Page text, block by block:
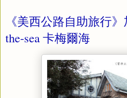
《美西公路自助旅行
the-sea 卡梅爾海